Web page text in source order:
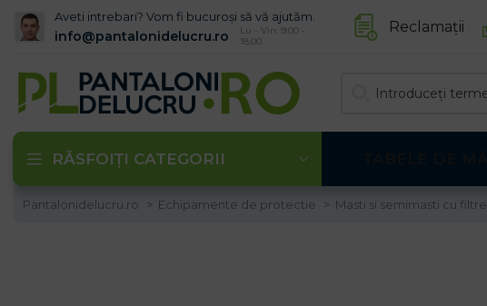
Aveti intrebari? Vom fi bucuroși să vă ajutăm.
info@pantalonidelucru.ro
Lu - Vin: 9:00 -
18:00
Reclamații
RĂSFOIȚI CATEGORII
Pantalonidelucru.ro Echipamente de protectie Masti si semimasti cu filtre